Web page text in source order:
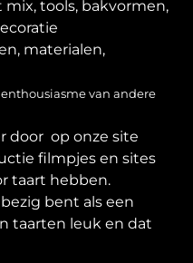
tools, bakvormen,
materialen,
van andere
door op onze site
filmpjes en sites
taart hebben.
bent als een
taarten leuk en dat